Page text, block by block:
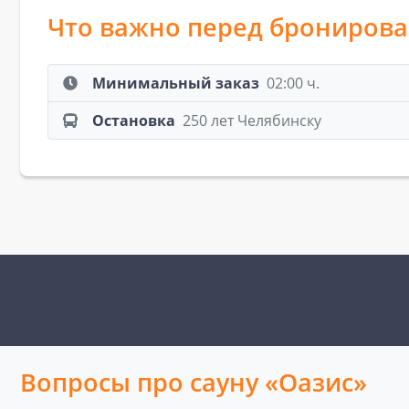
Что важно перед
Минимальный заказ 02:00 ч.
Остановка 250 лет Челябинску
Вопросы про сауну «Оазис»